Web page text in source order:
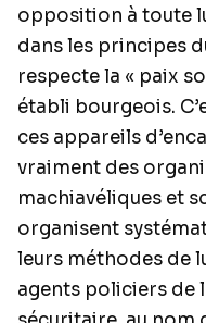
opposition à toute
dans les principes
respecte la « paix
établi bourgeois.
ces appareils
vraiment des
machiavéliques et
organisent
leurs méthodes de
agents policiers de